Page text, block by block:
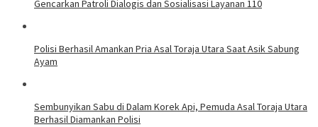
Gencarkan Patroli Dialogis dan Sosialisasi Layanan 110
Polisi Berhasil Amankan Pria Asal Toraja Utara Saat Asik Sabung
Ayam
Sembunyikan Sabu di Dalam Korek Api, Pemuda Asal Toraja Utara
Berhasil Diamankan Polisi